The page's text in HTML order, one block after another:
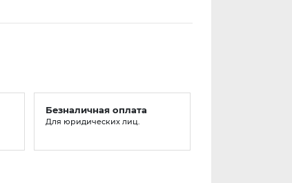
Безналичная оплата
Для юридических лиц.